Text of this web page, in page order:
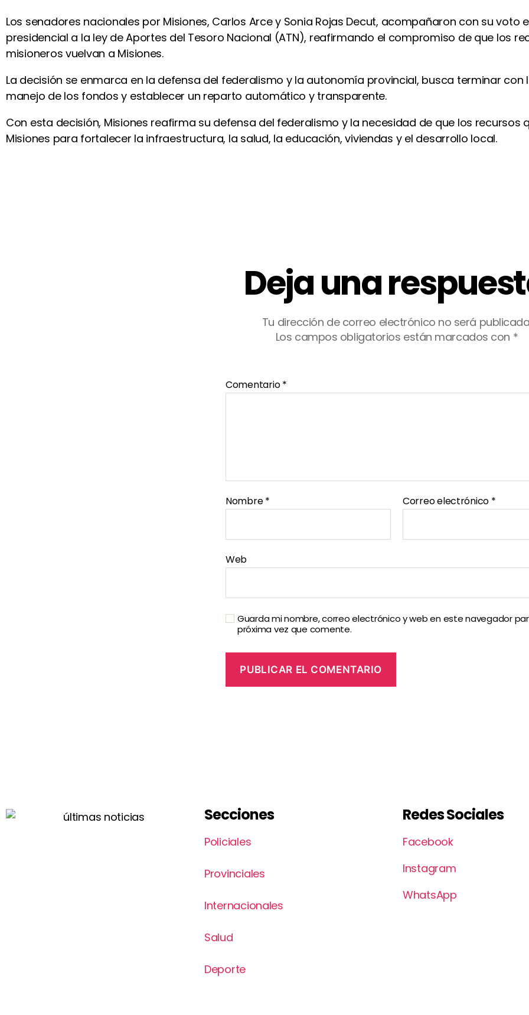
Los senadores nacionales por Misiones, Carlos Arce y Sonia Rojas Decut, acompañaron con su voto
presidencial a la ley de Aportes del Tesoro Nacional (ATN), reafirmando el compromiso de que los
misioneros vuelvan a Misiones.
La decisión se enmarca en la defensa del federalismo y la autonomía provincial, busca terminar con
manejo de los fondos y establecer un reparto automático y transparente.
Con esta decisión, Misiones reafirma su defensa del federalismo y la necesidad de que los recursos
Misiones para fortalecer la infraestructura, la salud, la educación, viviendas y el desarrollo local.
Deja una
Tu dirección de correo electrónico no será
Los campos obligatorios están marcados con *
Comentario*
Nombre* Correo electrónico *
Web
Guarda mi nombre, correo electrónico y web en este navegador
próxima vez que comente.
Secciones
Policiales
Provinciales
Internacionales
Salud
Deporte
Redes Sociales
Facebook
Instagram
WhatsApp